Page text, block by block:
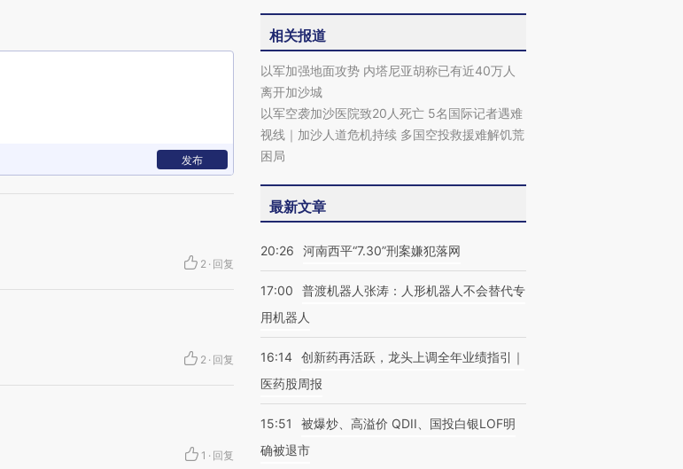
发布
2 · 回复
2 · 回复
1 · 回复
相关报道
以军加强地面攻势 内塔尼亚胡称已有近40万人
离开加沙城
以军空袭加沙医院致20人死亡 5名国际记者遇难
视线｜加沙人道危机持续 多国空投救援难解饥荒
困局
最新文章
20:26 河南西平“7.30”刑案嫌犯落网
17:00
普渡机器人张涛：人形机器人不会替代专
用机器人
16:14 创新药再活跃，龙头上调全年业绩指引｜
医药股周报
15:51
被爆炒、高溢价 QDII、国投白银LOF明
确被退市